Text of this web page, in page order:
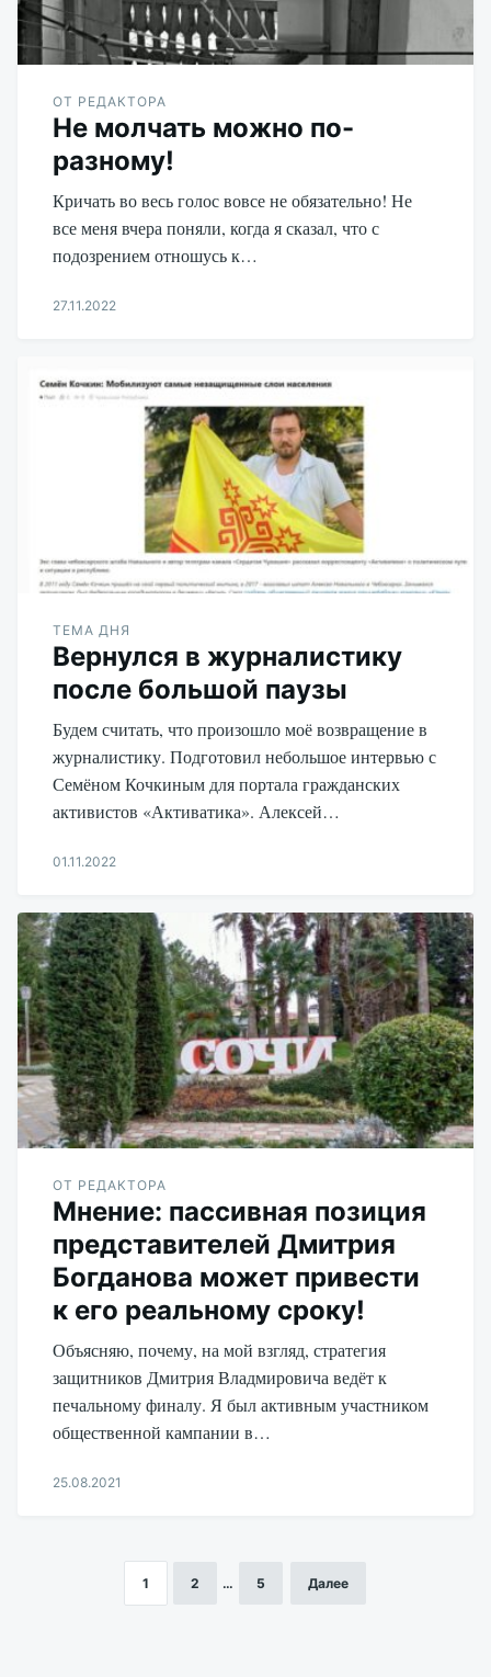
ОТ РЕДАКТОРА
Не молчать можно по-
разному!
Кричать во весь голос вовсе не обязательно! Не
все меня вчера поняли, когда я сказал, что с
подозрением отношусь к…
27.11.2022
ТЕМА ДНЯ
Вернулся в журналистику
после большой паузы
Будем считать, что произошло моё возвращение в
журналистику. Подготовил небольшое интервью с
Семёном Кочкиным для портала гражданских
активистов «Активатика». Алексей…
Udikov
01.11.2022
ОТ РЕДАКТОРА
Мнение: пассивная позиция
представителей Дмитрия
Богданова может привести
к его реальному сроку!
Объясняю, почему, на мой взгляд, стратегия
защитников Дмитрия Владмировича ведёт к
печальному финалу. Я был активным участником
общественной кампании в…
25.08.2021
Пагинация
1 2 … 5 Далее